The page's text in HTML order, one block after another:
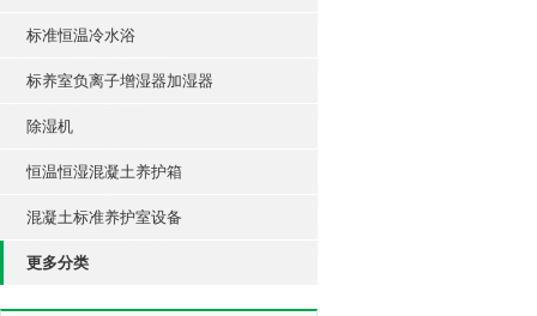
标准恒温冷水浴
标养室负离子增湿器加湿器
除湿机
恒温恒湿混凝土养护箱
混凝土标准养护室设备
更多分类